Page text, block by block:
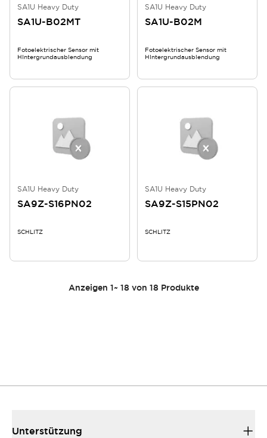
SA1U Heavy Duty
SA1U-B02MT
Fotoelektrischer Sensor mit
HIntergrundausblendung
SA1U Heavy Duty
SA1U-B02M
Fotoelektrischer Sensor mit
HIntergrundausblendung
SA1U Heavy Duty
SA9Z-S16PN02
SCHLITZ
SA1U Heavy Duty
SA9Z-S15PN02
SCHLITZ
Anzeigen 1~ 18 von 18 Produkte
Unterstützung